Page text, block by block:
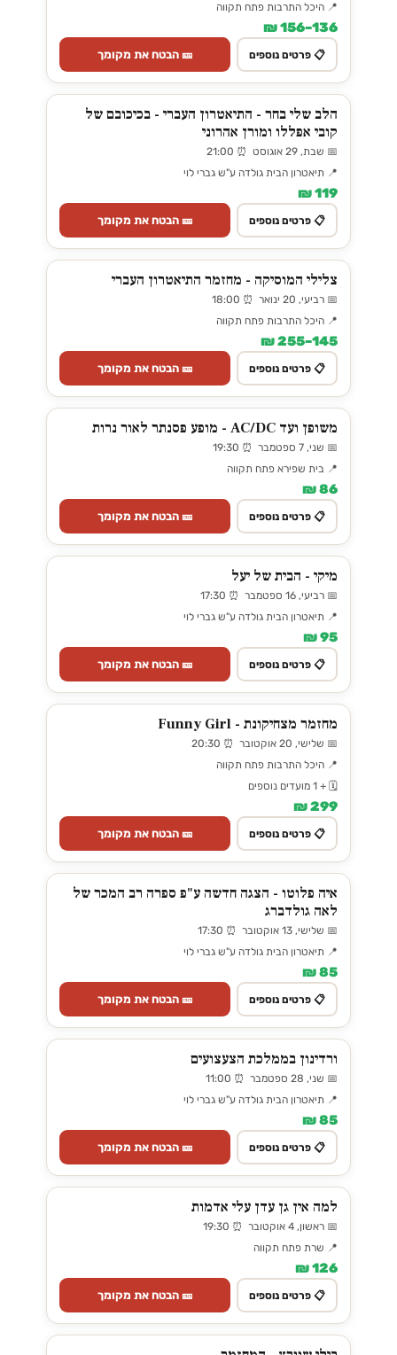
📍 היכל התרבות פתח תקווה
136–156 ₪
📋 פרטים נוספים 🎫 הבטח את מקומך
הלב שלי בחר - התיאטרון העברי - בכיכובם של
קובי אפללו ומורן אהרוני
📅 שבת, 29 אוגוסט ⏰ 21:00
📍 תיאטרון הבית גולדה ע"ש גברי לוי
119 ₪
📋 פרטים נוספים 🎫 הבטח את מקומך
צלילי המוסיקה - מחזמר התיאטרון העברי
📅 רביעי, 20 ינואר ⏰ 18:00
📍 היכל התרבות פתח תקווה
145–255 ₪
📋 פרטים נוספים 🎫 הבטח את מקומך
משופן ועד AC/DC - מופע פסנתר לאור נרות
📅 שני, 7 ספטמבר ⏰ 19:30
📍 בית שפירא פתח תקווה
86 ₪
📋 פרטים נוספים 🎫 הבטח את מקומך
מיקי - הבית של יעל
📅 רביעי, 16 ספטמבר ⏰ 17:30
📍 תיאטרון הבית גולדה ע"ש גברי לוי
95 ₪
📋 פרטים נוספים 🎫 הבטח את מקומך
מחזמר מצחיקונת - Funny Girl
📅 שלישי, 20 אוקטובר ⏰ 20:30
📍 היכל התרבות פתח תקווה
🗓️ + 1 מועדים נוספים
299 ₪
📋 פרטים נוספים 🎫 הבטח את מקומך
איה פלוטו - הצגה חדשה ע"פ ספרה רב המכר של
לאה גולדברג
📅 שלישי, 13 אוקטובר ⏰ 17:30
📍 תיאטרון הבית גולדה ע"ש גברי לוי
85 ₪
📋 פרטים נוספים 🎫 הבטח את מקומך
ורדינון בממלכת הצעצועים
📅 שני, 28 ספטמבר ⏰ 11:00
📍 תיאטרון הבית גולדה ע"ש גברי לוי
85 ₪
📋 פרטים נוספים 🎫 הבטח את מקומך
למה אין גן עדן עלי אדמות
📅 ראשון, 4 אוקטובר ⏰ 19:30
📍 שרת פתח תקווה
126 ₪
📋 פרטים נוספים 🎫 הבטח את מקומך